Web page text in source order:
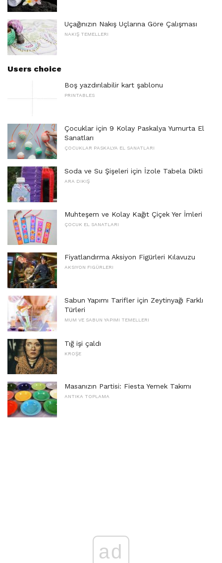
Uçağınızın Nakış Uçlarına Göre Çalışması
NAKIŞ TEMELLERI
Users choice
Boş yazdırılabilir kart şablonu
PRINTABLES
Çocuklar için 9 Kolay Paskalya Yumurta El
Sanatları
ÇOCUKLAR PASKALYA EL SANATLARI
Soda ve Su Şişeleri için İzole Tabela Dikti
ARA DIKIŞ
Muhteşem ve Kolay Kağıt Çiçek Yer İmleri
ÇOCUK EL SANATLARI
Fiyatlandırma Aksiyon Figürleri Kılavuzu
AKSIYON FIGÜRLERI
Sabun Yapımı Tarifler için Zeytinyağı Farklı
Türleri
MUM VE SABUN YAPIMI TEMELLERI
Tığ işi çaldı
KROŞE
Masanızın Partisi: Fiesta Yemek Takımı
ANTIKA TOPLAMA
ad